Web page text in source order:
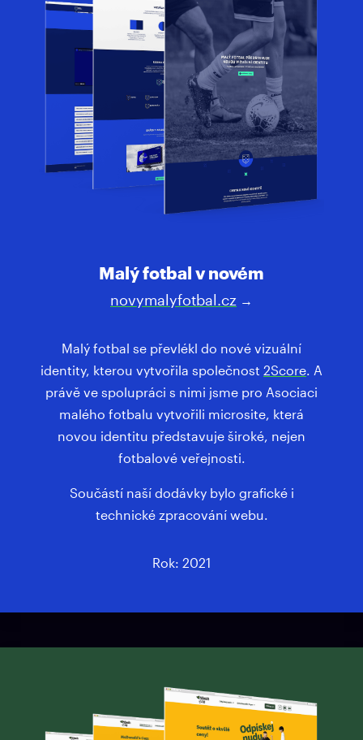
Malý fotbal v novém
novymalyfotbal.cz →
Malý fotbal se převlékl do nové vizuální
identity, kterou vytvořila společnost 2Score. A
právě ve spolupráci s nimi jsme pro Asociaci
malého fotbalu vytvořili microsite, která
novou identitu představuje široké, nejen
fotbalové veřejnosti.
Součástí naší dodávky bylo grafické i
technické zpracování webu.
Rok: 2021